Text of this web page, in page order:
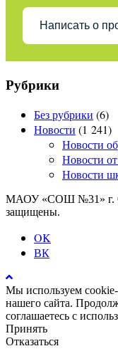
Написать о
Рубрики
Без рубрики (6)
Новости (1 241)
Новости
Новости
Новости
МАОУ «СОШ №31» г.
защищены.
OK
ВК
Мы используем
нашего сайта.
соглашаетесь с
Принять
Отказаться